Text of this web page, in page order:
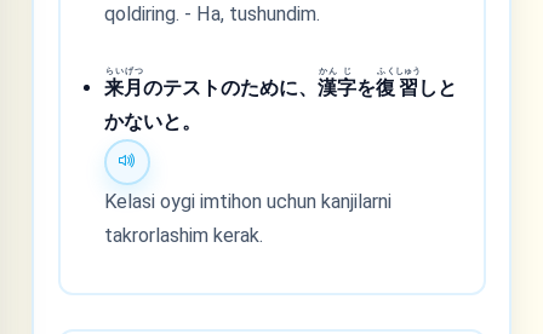
qoldiring. - Ha, tushundim.
来
らい
月
げつ
のテストのために、漢
かん
字
じ
を復
ふく
習
しゅう
しと
かないと。
Kelasi oygi imtihon uchun kanjilarni
takrorlashim kerak.